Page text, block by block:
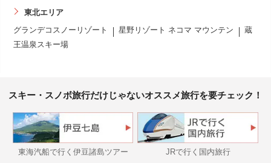
東北エリア
グランデコスノーリゾート 星野リゾート ネコマ マウンテン
蔵
王温泉スキー場
スキー・スノボ旅行だけじゃないオススメ旅行を要チェック！
東海汽船で行く伊豆諸島ツアー JRで行く国内旅行